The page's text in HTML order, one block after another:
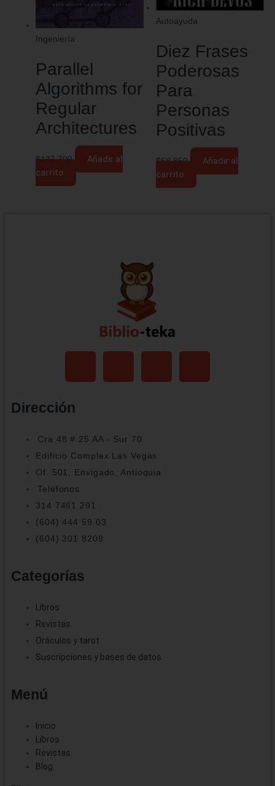
Ingeniería
Parallel
Algorithms for
Regular
Architectures
$137.700
Añadir al
carrito
Autoayuda
Diez Frases
Poderosas
Para
Personas
Positivas
$68.850
Añadir al
carrito
Dirección
Cra 48 # 25 AA - Sur 70
Edificio Complex Las Vegas
Of. 501, Envigado, Antioquia
Teléfonos
314 7461 291
(604) 444 59 03
(604) 301 8208
Categorías
Libros
Revistas
Oráculos y tarot
Suscripciones y bases de datos
Menú
Inicio
Libros
Revistas
Blog